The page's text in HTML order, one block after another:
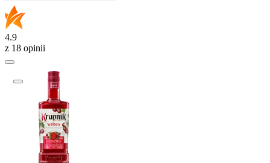
4.9
z 18 opinii